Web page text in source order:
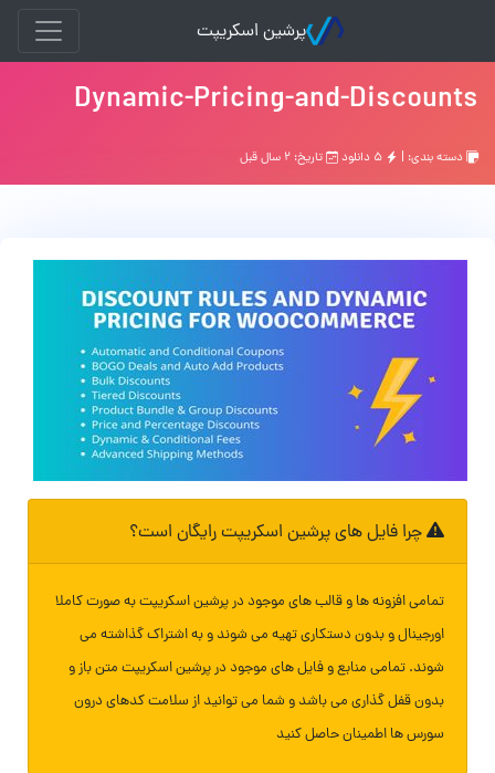
پرشین اسکریپت
Dynamic-Pricing-and-Discounts
دسته بندی: | تاریخ: ۲ سال قبل
چرا فایل های پرشین اسکریپت رایگان است؟
تمامی افزونه ها و قالب های موجود در پرشین اسکریپت به صورت کاملا
اورجینال و بدون دستکاری تهیه می شوند و به اشتراک گذاشته می
شوند. تمامی منابع و فایل های موجود در پرشین اسکریپت متن باز و
بدون قفل گذاری می باشد و شما می توانید از سلامت کدهای درون
سورس ها اطمینان حاصل کنید